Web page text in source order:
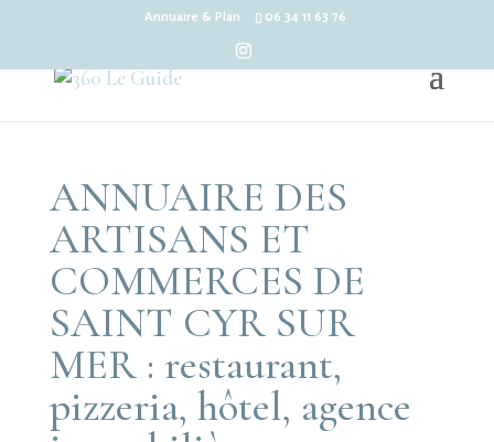
Annuaire & Plan 06 34 11 63 76
ANNUAIRE DES
ARTISANS ET
COMMERCES DE
SAINT CYR SUR
MER : restaurant,
pizzeria, hôtel, agence